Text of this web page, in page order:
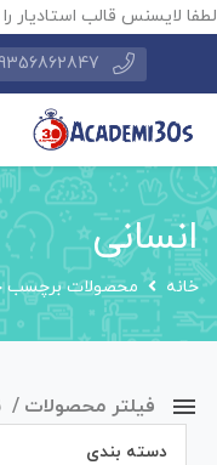
لطفا لایسنس قالب استادیار
انسانی
خانه محصولات برچسب
فیلتر محصولات
دسته بندی